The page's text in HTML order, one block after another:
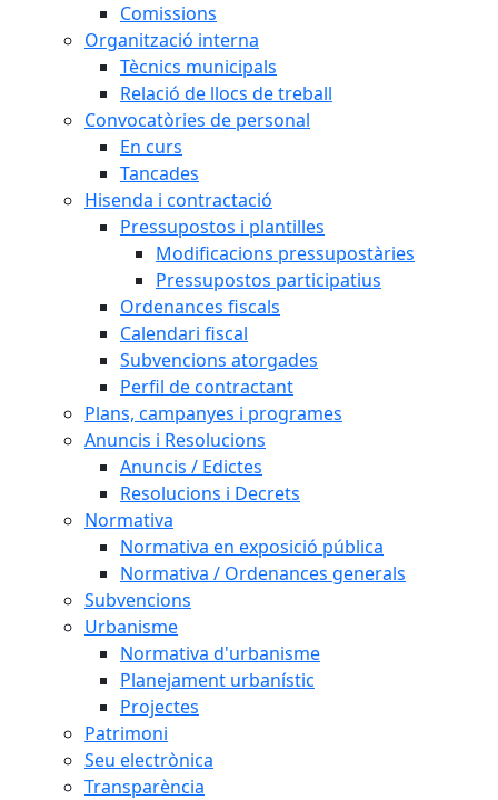
Comissions
Organització interna
Tècnics municipals
Relació de llocs de treball
Convocatòries de personal
En curs
Tancades
Hisenda i contractació
Pressupostos i plantilles
Modificacions pressupostàries
Pressupostos participatius
Ordenances fiscals
Calendari fiscal
Subvencions atorgades
Perfil de contractant
Plans, campanyes i programes
Anuncis i Resolucions
Anuncis / Edictes
Resolucions i Decrets
Normativa
Normativa en exposició pública
Normativa / Ordenances generals
Subvencions
Urbanisme
Normativa d'urbanisme
Planejament urbanístic
Projectes
Patrimoni
Seu electrònica
Transparència